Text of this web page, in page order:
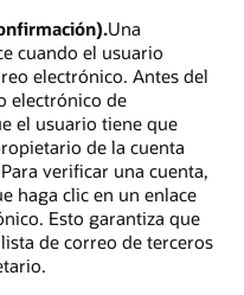
Una
cuando el usuario
electrónico. Antes del
electrónico de
el usuario tiene que
de la cuenta
verificar una cuenta,
haga clic en un enlace
Esto garantiza que
de correo de terceros